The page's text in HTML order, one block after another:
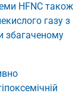
HFNC також
газу з
збагаченому